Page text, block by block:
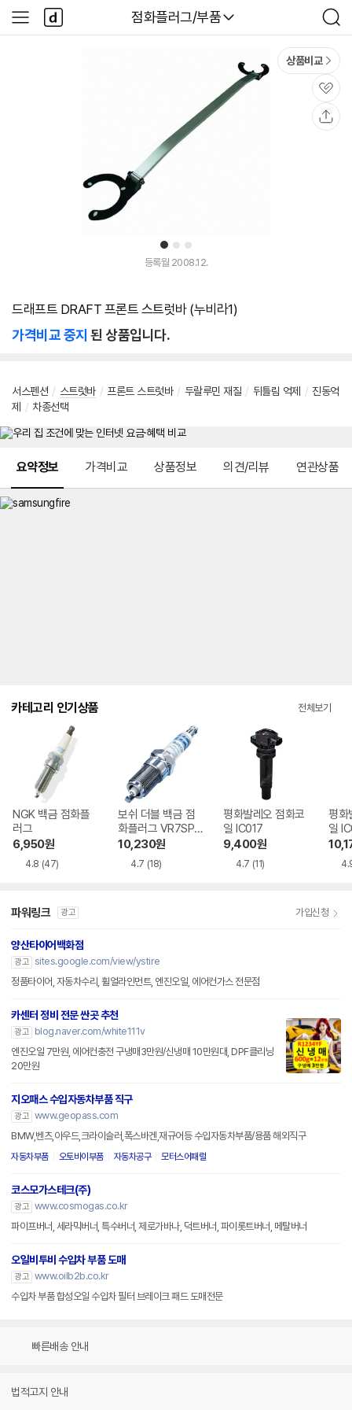
다나와
점화플러그/부품
검
색
사
이
다
나
와
1 2 3
상품비교
관
심
등록월 2008.12.
드래프트 DRAFT 프론트 스트럿바 (누비라1)
가격비교 중지 된 상품입니다.
서스펜션 / 스트럿바 / 프론트 스트럿바 / 두랄루민 재질 / 뒤틀림 억제 / 진동억
제
/ 차종선택
요약정보 가격비교 상품정보 의견/리뷰 연관상품
카테고리 인기상품 전체보기
NGK 백금 점화플
러그
6,950원
4.8 (47)
보쉬 더블 백금 점
화플러그 VR7SPP
33 [르노삼성차종]
10,230원
4.7 (18)
평화발레오 점화코
일 IC017
9,400원
4.7 (11)
평화
일
파워링크 광고 가입신청
양산타이어백화점
광고 sites.google.com/view/ystire
정품타이어, 자동차수리, 휠얼라인먼트, 엔진오일, 에어컨가스 전문점
카센터 정비 전문 싼곳 추천
광고
blog.naver.com/white111v
엔진오일 7만원, 에어컨충전 구냉매3만원/신냉매 10만원대, DPF클리닝
20만원
지오패스 수입자동차부품 직구
광고 www.geopass.com
BMW,벤츠,아우드,크라이슬러,폭스바겐,재규어등 수입자동차부품/용품 해외직구
자동차부품 오토바이부품 자동차공구 모터스어패럴
코스모가스테크(주)
광고 www.cosmogas.co.kr
파이프버너, 세라믹버너, 특수버너, 제로가바나, 덕트버너, 파이롯트버너, 메탈버너
오일비투비 수입차 부품 도매
광고 www.oilb2b.co.kr
수입차 부품 합성오일 수입차 필터 브레이크 패드 도매전문
빠른배송 안내
법적고지 안내